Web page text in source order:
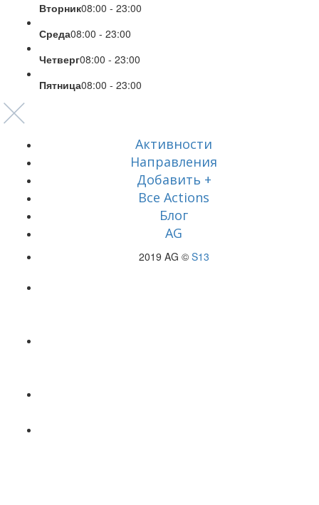
Вторник08:00 - 23:00
Среда08:00 - 23:00
Четверг08:00 - 23:00
Пятница08:00 - 23:00
Активности
Направления
Добавить +
Все Actions
Блог
AG
2019 AG © S13